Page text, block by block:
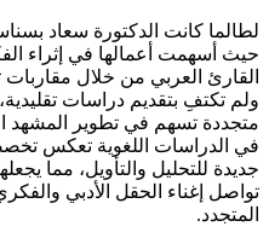
لطالما كانت الدكتورة سعاد
حيث أسهمت أعمالها في إثراء
القارئ العربي من خلال مقاربات
ولم تكتفِ بتقديم دراسات
متجددة تسهم في تطوير المشهد
في الدراسات اللغوية تعكس
جديدة للتحليل والتأويل، مما
تواصل إغناء الحقل الأدبي
المتجدد.